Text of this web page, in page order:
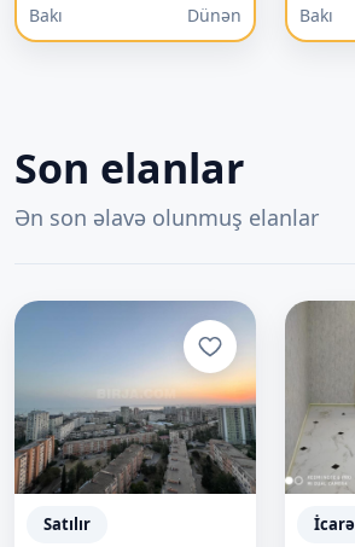
Bakı
Dünən
Bakı
Son elanlar
Ən son əlavə olunmuş elanlar
Satılır İcarə